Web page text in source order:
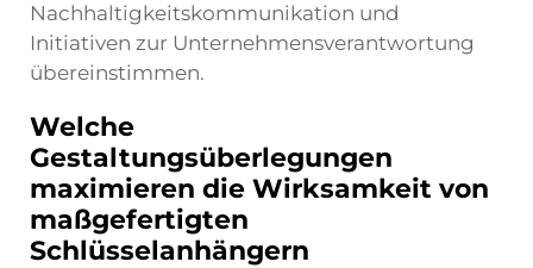
Nachhaltigkeitskommunikation und
Initiativen zur Unternehmensverantwortung
übereinstimmen.
Welche
Gestaltungsüberlegungen
maximieren die Wirksamkeit von
maßgefertigten
Schlüsselanhängern